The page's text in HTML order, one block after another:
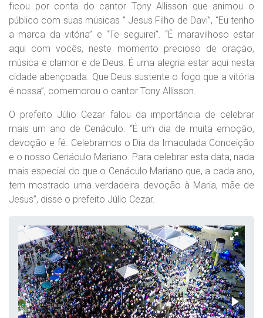
ficou por conta do cantor Tony Allisson que animou o
público com suas músicas ” Jesus Filho de Davi”, “Eu tenho
a marca da vitória” e “Te seguirei”. “É maravilhoso estar
aqui com vocês, neste momento precioso de oração,
música e clamor e de Deus. É uma alegria estar aqui nesta
cidade abençoada. Que Deus sustente o fogo que a vitória
é nossa”, comemorou o cantor Tony Allisson.
O prefeito Júlio Cezar falou da importância de celebrar
mais um ano de Cenáculo. “É um dia de muita emoção,
devoção e fé. Celebramos o Dia da Imaculada Conceição
e o nosso Cenáculo Mariano. Para celebrar esta data, nada
mais especial do que o Cenáculo Mariano que, a cada ano,
tem mostrado uma verdadeira devoção à Maria, mãe de
Jesus”, disse o prefeito Júlio Cezar.